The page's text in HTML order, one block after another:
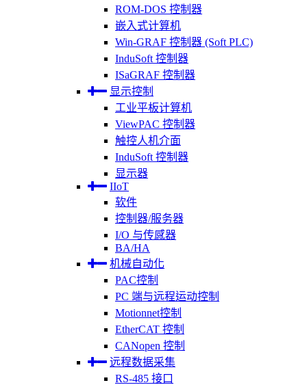
ROM-DOS 控制器
嵌入式计算机
Win-GRAF 控制器 (Soft PLC)
InduSoft 控制器
ISaGRAF 控制器
显示控制
工业平板计算机
ViewPAC 控制器
触控人机介面
InduSoft 控制器
显示器
IIoT
软件
控制器/服务器
I/O 与传感器
BA/HA
机械自动化
PAC控制
PC 端与远程运动控制
Motionnet控制
EtherCAT 控制
CANopen 控制
远程数据采集
RS-485 接口